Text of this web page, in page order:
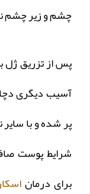
چشم و زیر چشم
پس از تزریق ژل
آسیب دیگری
پر شده و با
شرایط پوست
برای درمان